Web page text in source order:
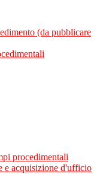
(da pubblicare
procedimentali
e acquisizione d'ufficio